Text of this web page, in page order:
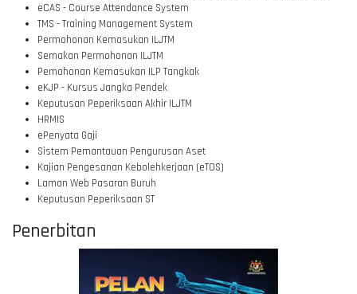
eCAS - Course Attendance System
TMS - Training Management System
Permohonan Kemasukan ILJTM
Semakan Permohonan ILJTM
Pemohonan Kemasukan ILP Tangkak
eKJP - Kursus Jangka Pendek
Keputusan Peperiksaan Akhir ILJTM
HRMIS
ePenyata Gaji
Sistem Pemantauan Pengurusan Aset
Kajian Pengesanan Kebolehkerjaan (eTOS)
Laman Web Pasaran Buruh
Keputusan Peperiksaan ST
Penerbitan